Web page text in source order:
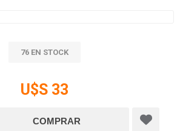
76 EN STOCK
U$S 33